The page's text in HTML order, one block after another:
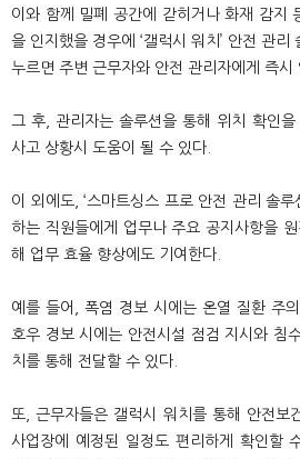
이와 함께 밀폐 공간에 갇히거나 화재 감지
을 인지했을 경우에 ‘갤럭시 워치’ 안전 관
누르면 주변 근무자와 안전 관리자에게 즉시
그 후, 관리자는 솔루션을 통해 위치 확인
사고 상황시 도움이 될 수 있다.
이 외에도, ‘스마트싱스 프로 안전 관리 솔
하는 직원들에게 업무나 주요 공지사항을
해 업무 효율 향상에도 기여한다.
예를 들어, 폭염 경보 시에는 온열 질환 주
호우 경보 시에는 안전시설 점검 지시와 침
치를 통해 전달할 수 있다.
또, 근무자들은 갤럭시 워치를 통해 안전보
사업장에 예정된 일정도 편리하게 확인할